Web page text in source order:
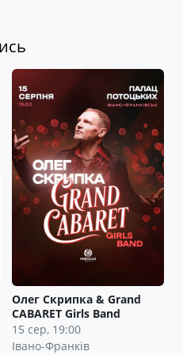
Олег Скрипка & Grand
CABARET Girls Band
15 сер, 19:00
Івано-Франків